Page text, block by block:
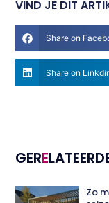
VIND JE DIT
Share on
Share on
GERE
Zo